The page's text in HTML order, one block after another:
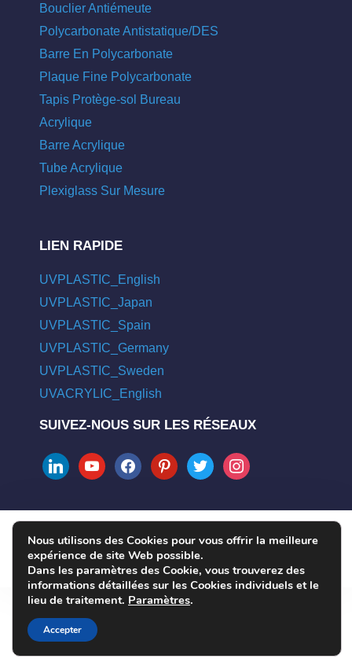
Bouclier Antiémeute
Polycarbonate Antistatique/DES
Barre En Polycarbonate
Plaque Fine Polycarbonate
Tapis Protège-sol Bureau
Acrylique
Barre Acrylique
Tube Acrylique
Plexiglass Sur Mesure
LIEN RAPIDE
UVPLASTIC_English
UVPLASTIC_Japan
UVPLASTIC_Spain
UVPLASTIC_Germany
UVPLASTIC_Sweden
UVACRYLIC_English
SUIVEZ-NOUS SUR LES RÉSEAUX
linkedinyoutubefacebookpinteresttwitter instagram
COPYRIGHT © 2004 - 2026 UVPLASTIC MATERIAL TECHNOLOGY
CO., LTD. ALL RIGHTS RESERVED
Nous utilisons des Cookies pour vous offrir la meilleure
expérience de site Web possible.
Dans les paramètres des Cookie, vous trouverez des
informations détaillées sur les Cookies individuels et le
lieu de traitement. Paramètres.
Accepter